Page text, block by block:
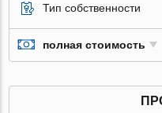
Тип собственности
полная стоимость